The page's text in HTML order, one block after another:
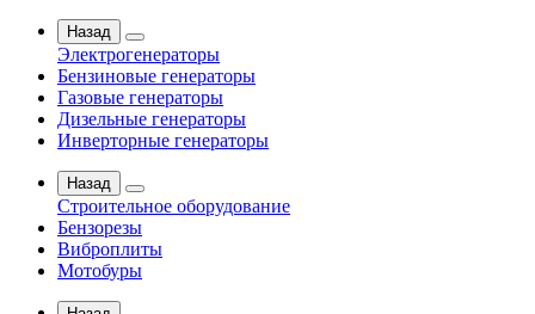
Назад
Электрогенераторы
Бензиновые генераторы
Газовые генераторы
Дизельные генераторы
Инверторные генераторы
Назад
Строительное оборудование
Бензорезы
Виброплиты
Мотобуры